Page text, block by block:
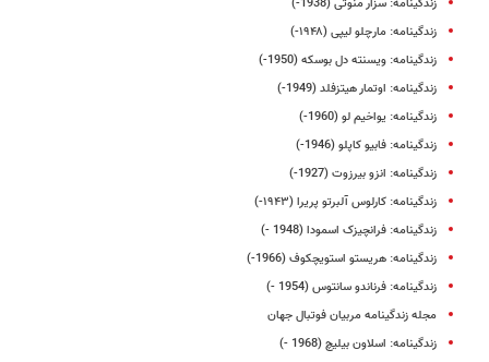
زندگینامه: سزار منوتی (1938-)
زندگینامه: مارچلو لیپی (۱۹۴۸-)
زندگینامه: ویسنته دل بوسکه (1950-)
زندگینامه: اوتمار هیتزفلد (1949-)
زندگینامه: یواخیم لو (1960-)
زندگینامه: فابیو کاپلو (1946-)
زندگینامه: انزو بیرزوت (1927-)
زندگینامه: کارلوس آلبرتو پریرا (۱۹۴۳-)
زندگینامه: فرانچیزک اسمودا (1948 -)
زندگینامه: هریستو استویچکوف (1966-)
زندگینامه: فرناندو سانتوس (1954 -)
مجله زندگینامه مربیان فوتبال جهان
زندگینامه: اسلاون بیلیچ (1968 -)